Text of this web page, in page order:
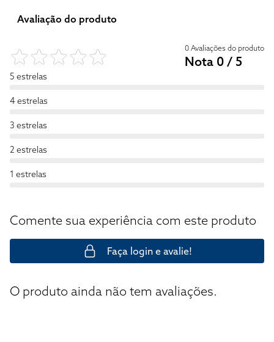
Avaliação do produto
0 Avaliações do produto
Nota 0 / 5
5 estrelas
4 estrelas
3 estrelas
2 estrelas
1 estrelas
Comente sua experiência com este produto
Faça login e avalie!
O produto ainda não tem avaliações.